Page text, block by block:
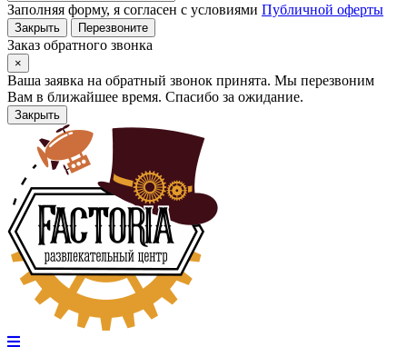
Заполняя форму, я согласен с условиями Публичной оферты
Закрыть Перезвоните
Заказ обратного звонка
×
Ваша заявка на обратный звонок принята. Мы перезвоним
Вам в ближайшее время. Спасибо за ожидание.
Закрыть